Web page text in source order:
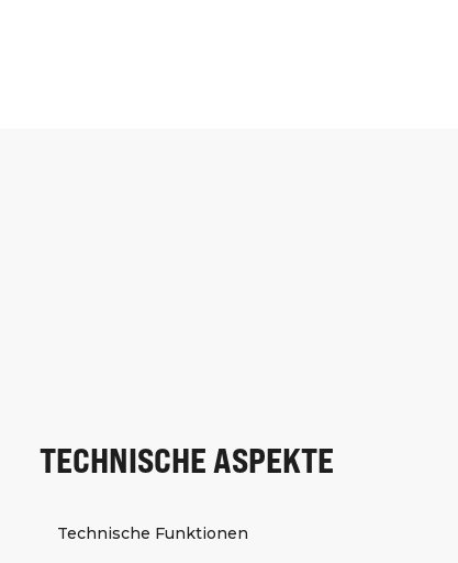
TECHNISCHE ASPEKTE
Technische Funktionen